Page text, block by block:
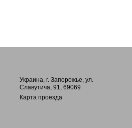
Украина, г. Запорожье, ул.
Славутича, 91, 69069
Карта проезда